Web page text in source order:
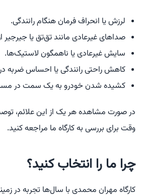
لرزش یا انحراف فرمان هنگام رانندگی.
صداهای غیرعادی مانند تق‌تق یا جیرجیر
سایش غیرعادی یا ناهمگون لاستیک‌ها.
کاهش راحتی رانندگی یا احساس ضربه
کشیده شدن خودرو به یک سمت در
در صورت مشاهده هر یک از این علائم،
وقت برای بررسی به کارگاه ما مراجعه کنید.
چرا ما را انتخاب کنید؟
کارگاه مهران محمدی با سال‌ها تجربه در